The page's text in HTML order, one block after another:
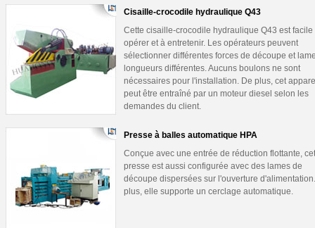
Cisaille-crocodile hydraulique Q43
Cette cisaille-crocodile hydraulique Q43 est facile
opérer et à entretenir. Les opérateurs peuvent
sélectionner différentes forces de découpe et
longueurs différentes. Aucuns boulons ne sont
nécessaires pour l'installation. De plus, cet
peut être entraîné par un moteur diesel selon les
demandes du client.
Presse à balles automatique HPA
Conçue avec une entrée de réduction flottante,
presse est aussi configurée avec des lames de
découpe dispersées sur l'ouverture
plus, elle supporte un cerclage automatique.